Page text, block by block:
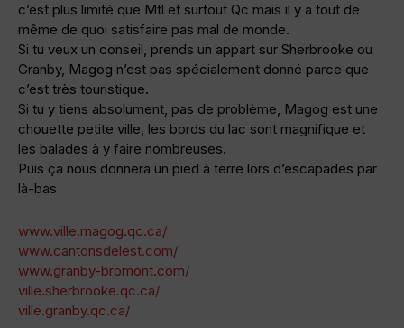
c’est plus limité que Mtl et surtout Qc mais il y a tout de
même de quoi satisfaire pas mal de monde.
Si tu veux un conseil, prends un appart sur Sherbrooke ou
Granby, Magog n’est pas spécialement donné parce que
c’est très touristique.
Si tu y tiens absolument, pas de problème, Magog est une
chouette petite ville, les bords du lac sont magnifique et
les balades à y faire nombreuses.
Puis ça nous donnera un pied à terre lors d’escapades par
là-bas
www.ville.magog.qc.ca/
www.cantonsdelest.com/
www.granby-bromont.com/
ville.sherbrooke.qc.ca/
ville.granby.qc.ca/